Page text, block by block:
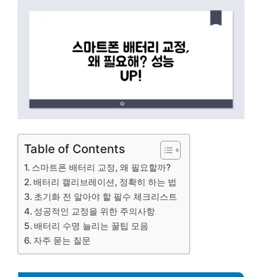
Table of Contents
스마트폰 배터리 교정, 왜 필요할까?
배터리 캘리브레이션, 정확히 하는 법
초기화 전 알아야 할 필수 체크리스트
성공적인 교정을 위한 주의사항
배터리 수명 늘리는 꿀팁 모음
자주 묻는 질문